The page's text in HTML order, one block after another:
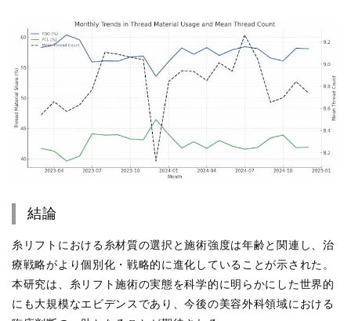
結論
糸リフトにおける糸材質の選択と施術強度は年齢と関連し、治
療戦略がより個別化・戦略的に進化していることが示された。
本研究は、糸リフト施術の実態を科学的に明らかにした世界的
にも大規模なエビデンスであり、今後の美容外科領域における